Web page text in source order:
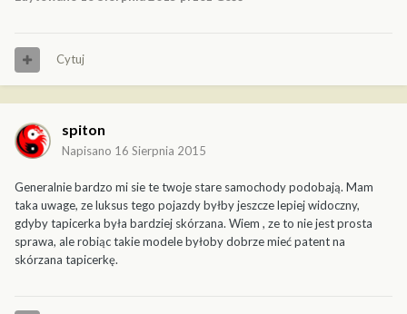
Cytuj
spiton
Napisano 16 Sierpnia 2015
Generalnie bardzo mi sie te twoje stare samochody podobają. Mam
taka uwage, ze luksus tego pojazdy byłby jeszcze lepiej widoczny,
gdyby tapicerka była bardziej skórzana. Wiem , ze to nie jest prosta
sprawa, ale robiąc takie modele byłoby dobrze mieć patent na
skórzana tapicerkę.